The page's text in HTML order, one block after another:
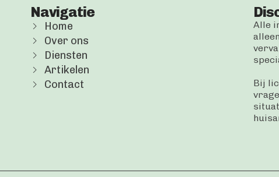
Navigatie
Home
Over ons
Diensten
Artikelen
Contact
Alle
Bij